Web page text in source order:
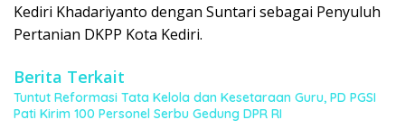
Kediri Khadariyanto dengan Suntari sebagai Penyuluh
Pertanian DKPP Kota Kediri.
Berita Terkait
Tuntut Reformasi Tata Kelola dan Kesetaraan Guru, PD PGSI
Pati Kirim 100 Personel Serbu Gedung DPR RI